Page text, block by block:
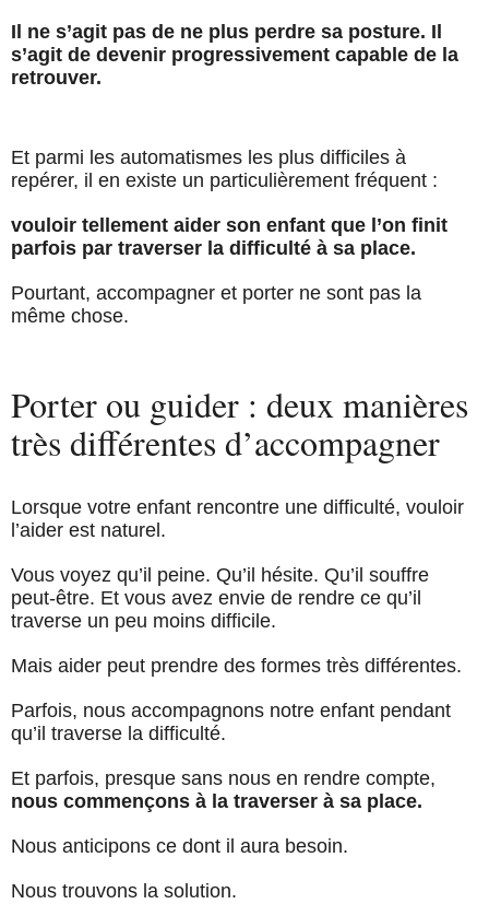
Il ne s’agit pas de ne plus perdre sa posture. Il
s’agit de devenir progressivement capable de la
retrouver.
Et parmi les automatismes les plus difficiles à
repérer, il en existe un particulièrement fréquent :
vouloir tellement aider son enfant que l’on finit
parfois par traverser la difficulté à sa place.
Pourtant, accompagner et porter ne sont pas la
même chose.
Porter ou guider : deux manières
très différentes d’accompagner
Lorsque votre enfant rencontre une difficulté, vouloir
l’aider est naturel.
Vous voyez qu’il peine. Qu’il hésite. Qu’il souffre
peut-être. Et vous avez envie de rendre ce qu’il
traverse un peu moins difficile.
Mais aider peut prendre des formes très différentes.
Parfois, nous accompagnons notre enfant pendant
qu’il traverse la difficulté.
Et parfois, presque sans nous en rendre compte,
nous commençons à la traverser à sa place.
Nous anticipons ce dont il aura besoin.
Nous trouvons la solution.